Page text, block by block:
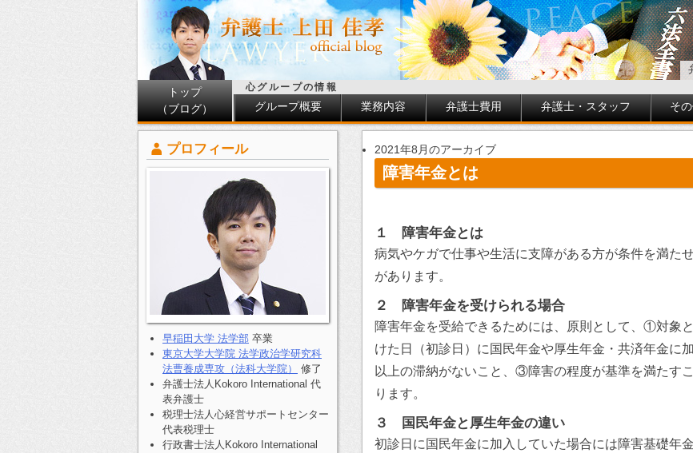
トップ
（ブログ）
心グループの情報
グループ概要 業務内容 弁護士費用 弁護士・スタッフ そ
2021年8月のアーカイブ
障害年金とは
１ 障害年金とは
病気やケガで仕事や生活に支障がある方が条件を満た
があります。
２ 障害年金を受けられる場合
障害年金を受給できるためには、原則として、①対象
けた日（初診日）に国民年金や厚生年金・共済年金に
以上の滞納がないこと、③障害の程度が基準を満たす
ります。
３ 国民年金と厚生年金の違い
初診日に国民年金に加入していた場合には障害基礎年
プロフィール
早稲田大学 法学部 卒業
東京大学大学院 法学政治学研究科
法曹養成専攻（法科大学院）
修了
弁護士法人Kokoro International 代
表弁護士
税理士法人心経営サポートセンター
代表税理士
行政書士法人Kokoro International